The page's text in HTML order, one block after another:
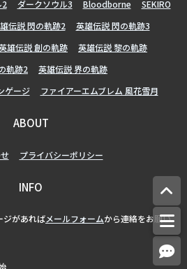
2 ダークソウル3 Bloodborne
SEKIRO
伝説 閃の軌跡2
英雄伝説 閃の軌跡3
雄伝説 創の軌跡
英雄伝説 黎の軌跡
軌跡2
英雄伝説 界の軌跡
ゲージ
ファイアーエムブレム 風花雪月
ABOUT
プライバシーポリシー
INFO
ジがあればメールフォームから連絡をお願い